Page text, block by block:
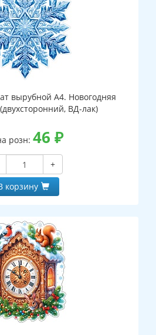
вырубной А4. Новогодняя
ВД-лак)
розн: 46 ₽
+
корзину